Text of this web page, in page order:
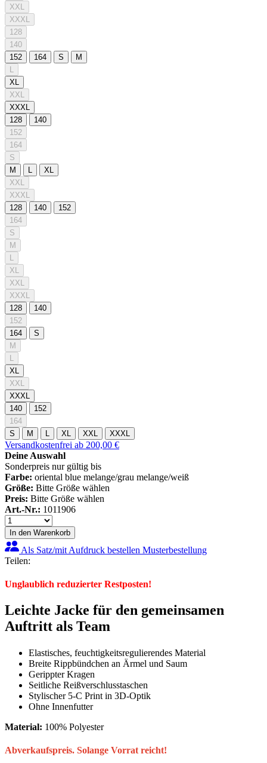
XXL
XXXL
128
140
152
164 S
M
XL
XXL
XXXL
128
140
152
164
S
M
XL
XXL
XXXL
128
140
152
164
S
M
XL
XXL
XXXL
128
140
152
164
S
M
XL
XXL
XXXL
140
152
164
S
M XL XXL XXXL
Versandkostenfrei ab 200,00 €
Deine Auswahl
Sonderpreis nur gültig bis
Farbe: oriental blue melange/grau melange/weiß
Größe: Bitte Größe wählen
Preis: Bitte Größe wählen
Art.-Nr.: 1011906
In den Warenkorb
Als Satz/mit Aufdruck bestellen Musterbestellung
Teilen:
Unglaublich reduzierter Restposten!
Leichte Jacke für den gemeinsamen
Auftritt als Team
Elastisches, feuchtigkeitsregulierendes Material
Breite Rippbündchen an Ärmel und Saum
Gerippter Kragen
Seitliche Reißverschlusstaschen
Stylischer 5-C Print in 3D-Optik
Ohne Innenfutter
Material: 100% Polyester
Abverkaufspreis. Solange Vorrat reicht!